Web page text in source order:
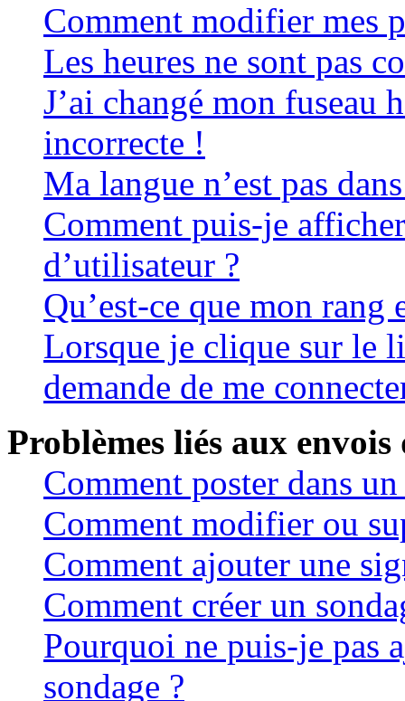
Comment modifier mes
Les heures ne sont pas
J’ai changé mon fuseau
incorrecte !
Ma langue n’est pas
Comment puis-je
d’utilisateur ?
Qu’est-ce que mon
Lorsque je clique sur le
demande de me
Problèmes liés aux envois
Comment poster dans
Comment modifier ou
Comment ajouter une
Comment créer un
Pourquoi ne puis-je pas
sondage ?